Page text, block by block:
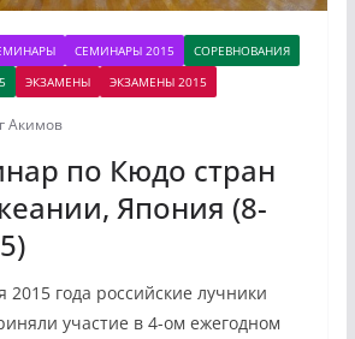
СЕМИНАРЫ 2015
СОРЕВНОВАНИЯ
ЭКЗАМЕНЫ ЭКЗАМЕНЫ 2015
Акимов
по Кюдо стран
Япония (8-
2015 года российские лучники
участие в 4-ом ежегодном